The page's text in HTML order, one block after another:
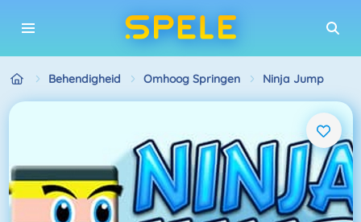
Behendigheid Omhoog Springen Ninja Jump